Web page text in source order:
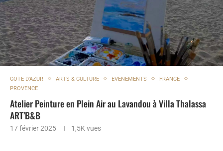
CÔTE D'AZUR ARTS & CULTURE EVÈNEMENTS
FRANCE
PROVENCE
Atelier Peinture en Plein Air au Lavandou à Villa Thalassa
ART’B&B
17 février 2025 1,5K vues